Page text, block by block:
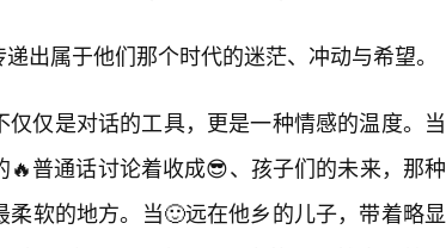
出属于他们那个时代的迷茫、冲动与希望。
仅仅是对话的工具，更是一种情感的温度。当
普通话讨论着收成😎、孩子们的未来，那种
软的地方。当🙂远在他乡的儿子，带着略显